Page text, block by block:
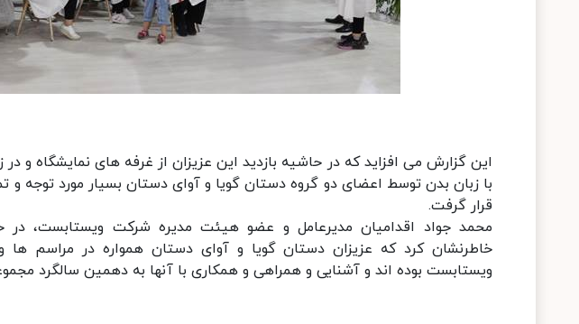
این گزارش می افزاید که در حاشیه بازدید این عزیزان از غرفه های نمایشگاه و
با زبان بدن توسط اعضای دو گروه دستان گویا و آوای دستان بسیار مورد توجه و
قرار گرفت.
محمد جواد اقدامیان مدیرعامل و عضو هیئت مدیره شرکت ویستابست، در
خاطرنشان کرد که عزیزان دستان گویا و آوای دستان همواره در مراسم
ویستابست بوده اند و آشنایی و همراهی و همکاری با آنها به دهمین سالگرد مجموعه